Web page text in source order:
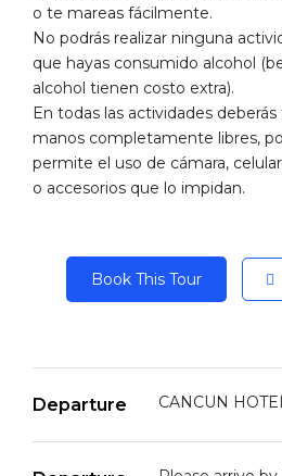
o te mareas fácilmente.
No podrás realizar ninguna
que hayas consumido alcohol
alcohol tienen costo extra).
En todas las actividades
manos completamente libres,
permite el uso de cámara,
o accesorios que lo impidan.
Book This Tour
Departure CANCUN